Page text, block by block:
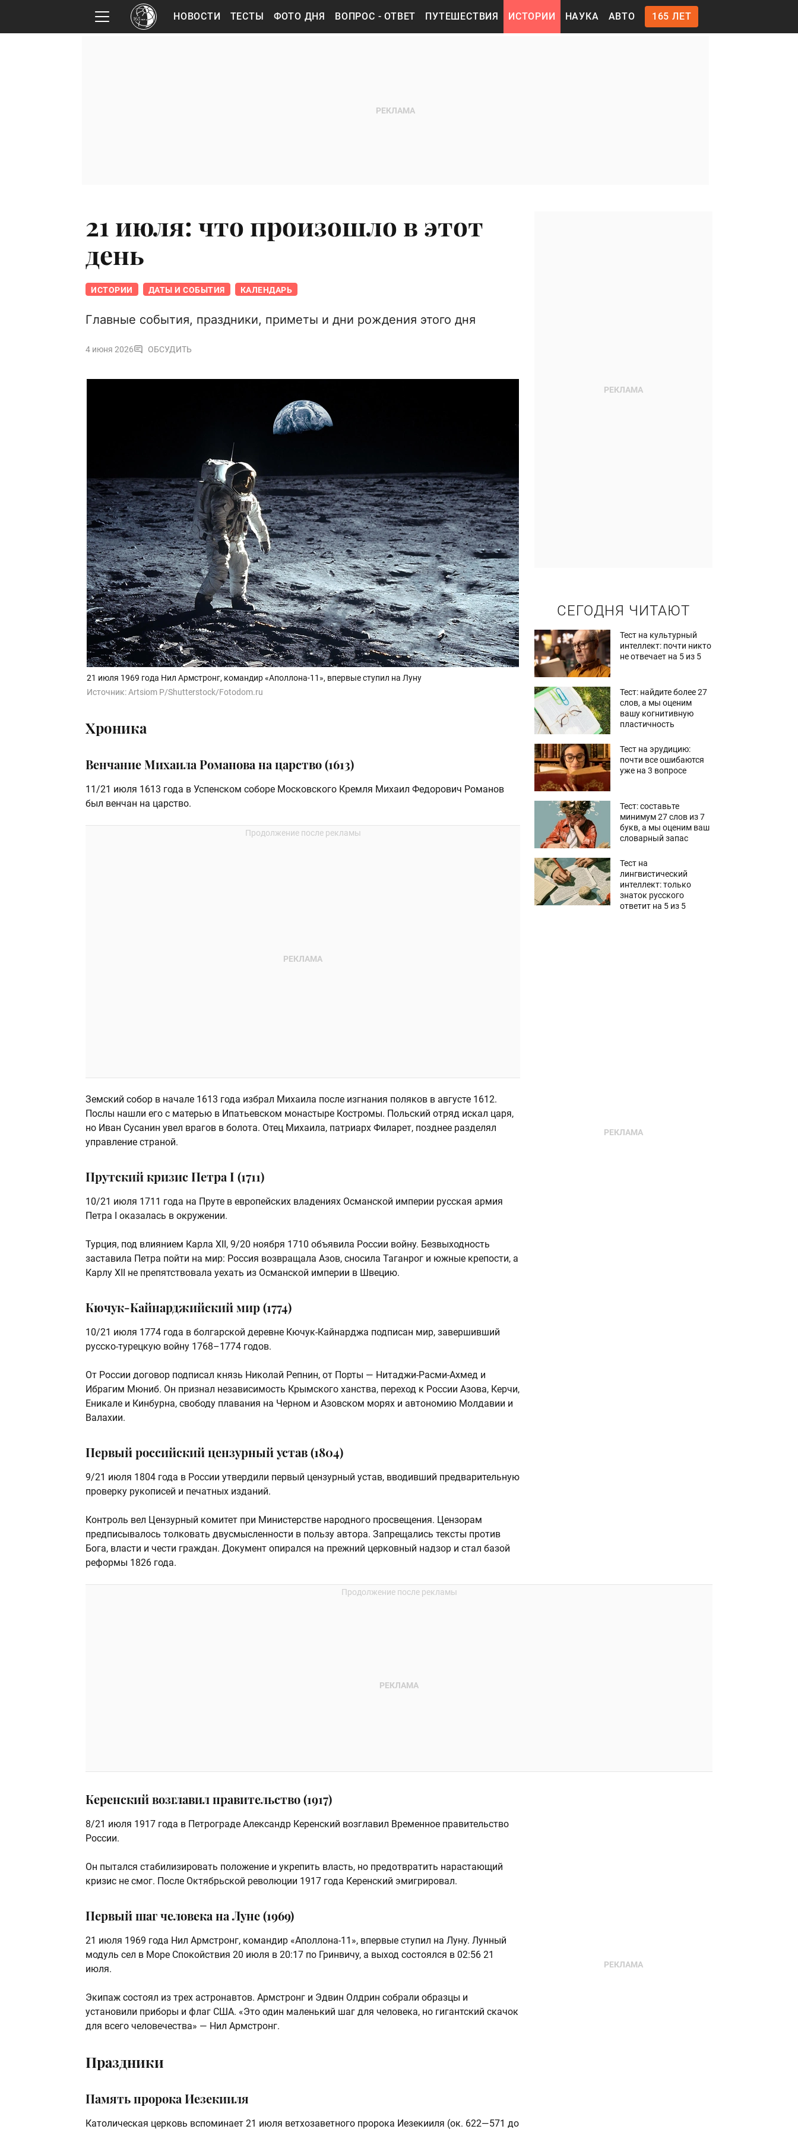
НОВОСТИ ТЕСТЫ ФОТО ДНЯ ВОПРОС - ОТВЕТ ПУТЕШЕСТВИЯ ИСТОРИИ НАУКА АВТО 165 ЛЕТ
21 июля: что произошло в этот
день
ИСТОРИИ ДАТЫ И СОБЫТИЯ КАЛЕНДАРЬ
Главные события, праздники, приметы и дни рождения этого дня
4 июня 2026 ОБСУДИТЬ
21 июля 1969 года Нил Армстронг, командир «Аполлона-11», впервые ступил на Луну
Источник:Artsiom P/Shutterstock/Fotodom.ru
Хроника
Венчание Михаила Романова на царство (1613)
11/21 июля 1613 года в Успенском соборе Московского Кремля Михаил Федорович Романов
был венчан на царство.
Земский собор в начале 1613 года избрал Михаила после изгнания поляков в августе 1612.
Послы нашли его с матерью в Ипатьевском монастыре Костромы. Польский отряд искал царя,
но Иван Сусанин увел врагов в болота. Отец Михаила, патриарх Филарет, позднее разделял
управление страной.
Прутский кризис Петра I (1711)
10/21 июля 1711 года на Пруте в европейских владениях Османской империи русская армия
Петра I оказалась в окружении.
Турция, под влиянием Карла XII, 9/20 ноября 1710 объявила России войну. Безвыходность
заставила Петра пойти на мир: Россия возвращала Азов, сносила Таганрог и южные крепости, а
Карлу XII не препятствовала уехать из Османской империи в Швецию.
Кючук-Кайнарджийский мир (1774)
10/21 июля 1774 года в болгарской деревне Кючук-Кайнарджа подписан мир, завершивший
русско-турецкую войну 1768–1774 годов.
От России договор подписал князь Николай Репнин, от Порты — Нитаджи-Расми-Ахмед и
Ибрагим Мюниб. Он признал независимость Крымского ханства, переход к России Азова, Керчи,
Еникале и Кинбурна, свободу плавания на Черном и Азовском морях и автономию Молдавии и
Валахии.
Первый российский цензурный устав (1804)
9/21 июля 1804 года в России утвердили первый цензурный устав, вводивший предварительную
проверку рукописей и печатных изданий.
Контроль вел Цензурный комитет при Министерстве народного просвещения. Цензорам
предписывалось толковать двусмысленности в пользу автора. Запрещались тексты против
Бога, власти и чести граждан. Документ опирался на прежний церковный надзор и стал базой
реформы 1826 года.
Керенский возглавил правительство (1917)
8/21 июля 1917 года в Петрограде Александр Керенский возглавил Временное правительство
России.
Он пытался стабилизировать положение и укрепить власть, но предотвратить нарастающий
кризис не смог. После Октябрьской революции 1917 года Керенский эмигрировал.
Первый шаг человека на Луне (1969)
21 июля 1969 года Нил Армстронг, командир «Аполлона-11», впервые ступил на Луну. Лунный
модуль сел в Море Спокойствия 20 июля в 20:17 по Гринвичу, а выход состоялся в 02:56 21
июля.
Экипаж состоял из трех астронавтов. Армстронг и Эдвин Олдрин собрали образцы и
установили приборы и флаг США. «Это один маленький шаг для человека, но гигантский скачок
для всего человечества» — Нил Армстронг.
Праздники
Память пророка Иезекииля
Католическая церковь вспоминает 21 июля ветхозаветного пророка Иезекииля (ок. 622—571 до
СЕГОДНЯ ЧИТАЮТ
Тест на культурный
интеллект: почти никто
не отвечает на 5 из 5
Тест: найдите более 27
слов, а мы оценим
вашу когнитивную
пластичность
Тест на эрудицию:
почти все ошибаются
уже на 3 вопросе
Тест: составьте
минимум 27 слов из 7
букв, а мы оценим ваш
словарный запас
Тест на
лингвистический
интеллект: только
знаток русского
ответит на 5 из 5